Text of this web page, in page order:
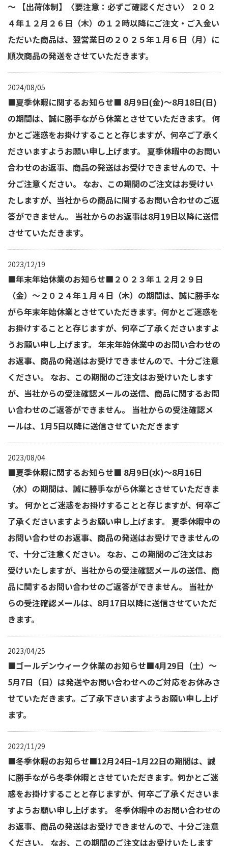
～ 【出荷体制】〈要注意：必ずご確認ください〉 ２０２
４年１２月２６日（木）の１２時以降にご注文・ご入金い
ただいた商品は、翌営業日の２０２５年１月６日（月）に
順次商品の発送をさせていただきます。
2024/08/05
■夏季休暇に関するお知らせ■ 8月9日(金)～8月18日(日)
の期間は、誠に勝手ながら休業とさせていただきます。 何
かとご迷惑をお掛けすることと存じますが、何卒ご了承く
ださいますようお願い申し上げます。 夏季休暇中のお問い
合わせのお返事、商品の発送はお受けできませんので、十
分ご注意ください。 なお、この期間のご注文はお受けい
たしますが、当社からの商品に関するお問い合わせのご返
答ができません。 当社からのお返事は8月19日以降に送信
させていただきます。
2023/12/19
■年末年始休業のお知らせ■２０２３年１２月２９日
（金）～２０２４年１月４日（木）の期間は、誠に勝手な
がら年末年始休業とさせていただきます。何かとご迷惑を
お掛けすることと存じますが、何卒ご了承くださいますよ
うお願い申し上げます。 年末年始休業中のお問い合わせの
お返事、商品の発送はお受けできませんので、十分ご注意
ください。 なお、この期間のご注文はお受けいたします
が、当社からの受注確認メールの送信、商品に関するお問
い合わせのご返答ができません。 当社からの受注確認メ
ールは、1月5日以降に送信させていただきます
2023/08/04
■夏季休暇に関するお知らせ■ 8月9日(水)～8月16日
（水）の期間は、誠に勝手ながら休業とさせていただきま
す。 何かとご迷惑をお掛けすることと存じますが、何卒ご
了承くださいますようお願い申し上げます。 夏季休暇中の
お問い合わせのお返事、商品の発送はお受けできませんの
で、十分ご注意ください。 なお、この期間のご注文はお
受けいたしますが、当社からの受注確認メールの送信、商
品に関するお問い合わせのご返答ができません。 当社か
らの受注確認メールは、8月17日以降に送信させていただ
きます。
2023/04/25
■ゴールデンウィーク休業のお知らせ■4月29日（土）～
5月7日（日）は発送やお問い合わせへのご対応をお休みさ
せていただきます。ご了承下さいますようお願い申し上げ
ます。
2022/11/29
■冬季休暇のお知らせ■12月24日~1月22日の期間は、誠
に勝手ながら冬季休暇とさせていただきます。何かとご迷
惑をお掛けすることと存じますが、何卒ご了承くださいま
すようお願い申し上げます。 冬季休暇中のお問い合わせの
お返事、商品の発送はお受けできませんので、十分ご注意
ください。 なお、この期間のご注文はお受けいたします